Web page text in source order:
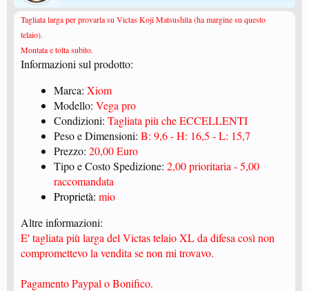
Tagliata larga per provarla su Victas Koji Matsushita (ha margine su questo
telaio).
Montata e tolta subito.
Informazioni sul prodotto:
Marca: Xiom
Modello: Vega pro
Condizioni: Tagliata più che ECCELLENTI
Peso e Dimensioni: B: 9,6 - H: 16,5 - L: 15,7
Prezzo: 20,00 Euro
Tipo e Costo Spedizione: 2,00 prioritaria - 5,00
raccomandata
Proprietà: mio
Altre informazioni:
E' tagliata più larga del Victas telaio XL da difesa così non
compromettevo la vendita se non mi trovavo.
Pagamento Paypal o Bonifico.